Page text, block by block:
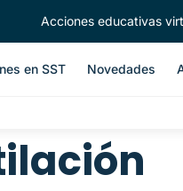
Acciones educativas
en SST Novedades